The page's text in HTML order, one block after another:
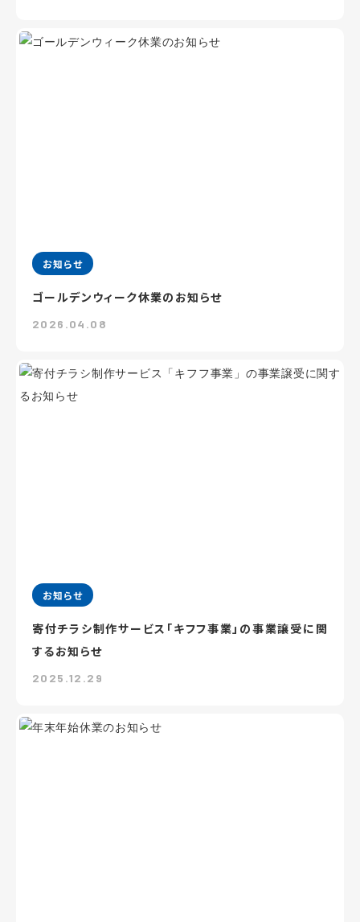
お知らせ
ゴールデンウィーク休業のお知らせ
2026.04.08
お知らせ
寄付チラシ制作サービス「キフフ事業」の事業譲受に関
するお知らせ
2025.12.29